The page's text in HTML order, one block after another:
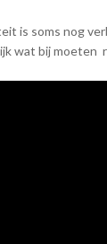
is soms nog
wat bij moeten